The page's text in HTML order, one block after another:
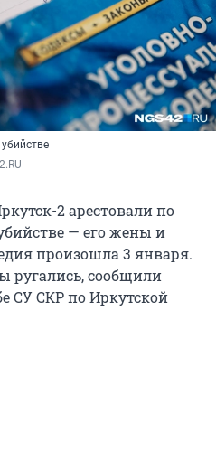
2 арестовали по
— его жены и
произошла 3 января.
ругались, сообщили
СУ СКР по Иркутской